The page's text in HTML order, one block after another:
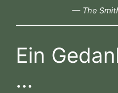
— The
Ein
…